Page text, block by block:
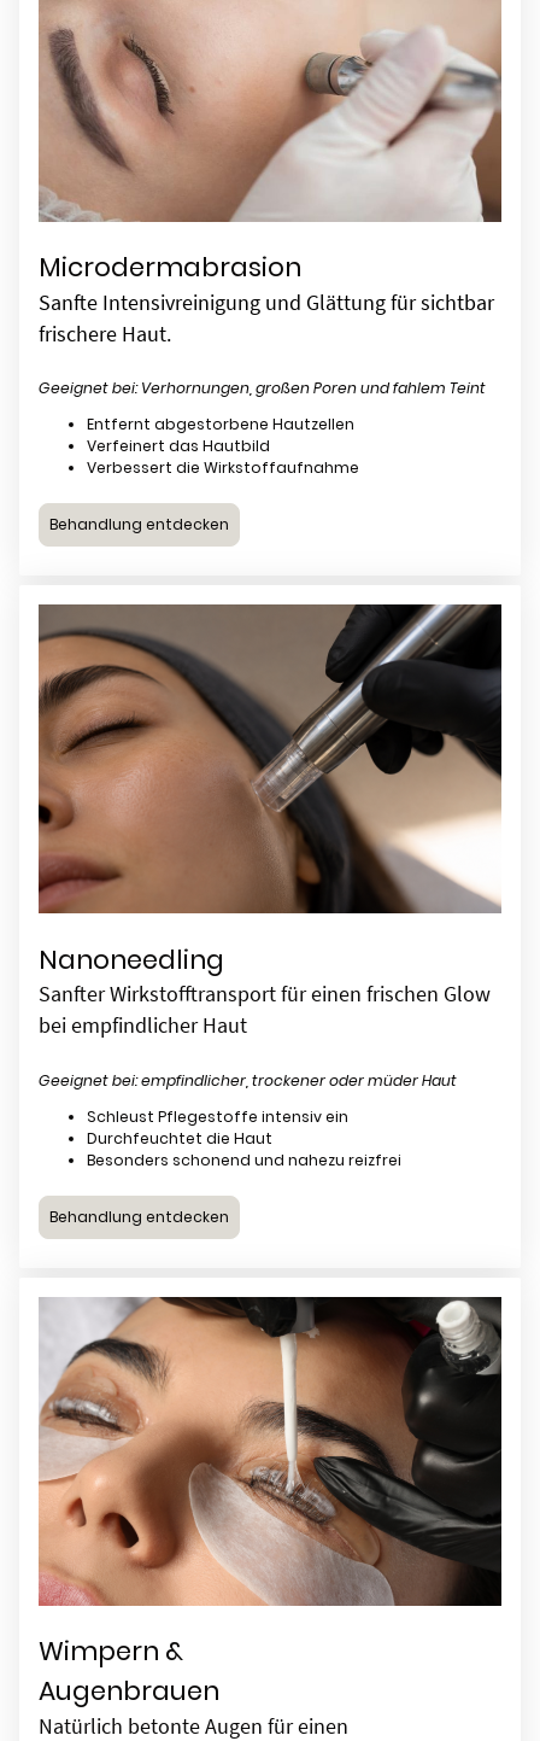
Microdermabrasion
Sanfte Intensivreinigung und Glättung für sichtbar
frischere Haut.
Geeignet bei: Verhornungen, großen Poren und fahlem Teint
Entfernt abgestorbene Hautzellen
Verfeinert das Hautbild
Verbessert die Wirkstoffaufnahme
Behandlung entdecken
Nanoneedling
Sanfter Wirkstofftransport für einen frischen Glow
bei empfindlicher Haut
Geeignet bei: empfindlicher, trockener oder müder Haut
Schleust Pflegestoffe intensiv ein
Durchfeuchtet die Haut
Besonders schonend und nahezu reizfrei
Behandlung entdecken
Wimpern &
Augenbrauen
Natürlich betonte Augen für einen